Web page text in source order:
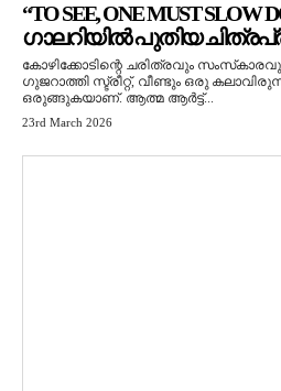
“TO SEE, ONE MUST
ഗാലറിയിൽ പുതിയ
കോഴിക്കോടിന്റെ ചരിത്രവും
ഗുജറാത്തി സ്ട്രീറ്റ്, വീണ്ടും ഒരു
ഒരുങ്ങുകയാണ്. ആത്മ ആർട്ട്...
23rd March 2026